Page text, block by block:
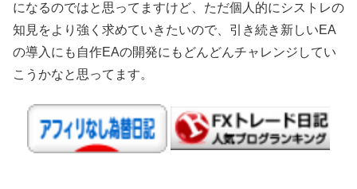
になるのではと思ってますけど、ただ個人的にシストレの
知見をより強く求めていきたいので、引き続き新しいEA
の導入にも自作EAの開発にもどんどんチャレンジしてい
こうかなと思ってます。